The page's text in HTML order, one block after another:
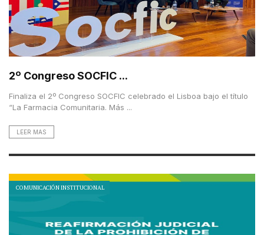
2º Congreso SOCFIC ...
Finaliza el 2º Congreso SOCFIC celebrado el Lisboa bajo el título
“La Farmacia Comunitaria. Más ...
LEER MAS
COMUNICACIÓN INSTITUCIONAL